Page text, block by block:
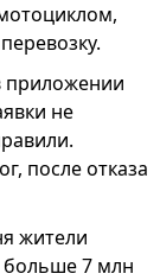
приложении
не
после отказа
жители
больше 7 млн